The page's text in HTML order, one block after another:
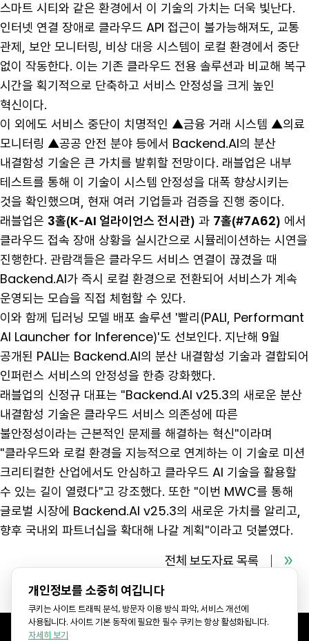
스마트 시티와 같은 환경에서 이 기술의 가치는 더욱 빛난다.
인터넷 연결 장애로 클라우드 API 접근이 불가능해져도, 교통
관제, 보안 모니터링, 비상 대응 시스템이 로컬 환경에서 중단
없이 작동한다. 이는 기존 클라우드 전용 솔루션과 비교해 복구
시간을 획기적으로 단축하고 서비스 안정성을 크게 높인
혁신이다.
이 외에도 서비스 중단이 치명적인 ▲금융 거래 시스템 ▲의료
모니터링 ▲공공 안전 분야 등에서 Backend.AI의 분산
내결함성 기술은 큰 가치를 발휘할 전망이다. 래블업은 내부
테스트를 통해 이 기술이 시스템 안정성을 대폭 향상시키는
것을 확인했으며, 현재 여러 기업들과 검증을 진행 중이다.
래블업은 3홀(K-AI 얼라이언스 전시관) 과 7홀(#7A62) 에서
클라우드 접속 장애 상황을 실시간으로 시뮬레이션하는 시연을
진행한다. 관람객들은 클라우드 서비스 연결이 끊겼을 때
Backend.AI가 즉시 로컬 환경으로 전환되어 서비스가 계속
운영되는 모습을 직접 체험할 수 있다.
이와 함께 딥러닝 모델 배포 솔루션 '빨리(PALI, Performant
AI Launcher for Inference)'도 선보인다. 지난해 9월
공개된 PALI는 Backend.AI의 분산 내결함성 기술과 결합되어
인퍼런스 서비스의 안정성을 한층 강화했다.
래블업의 신정규 대표는 "Backend.AI v25.3의 새로운 분산
내결함성 기술은 클라우드 서비스 의존성에 따른
불안정성이라는 근본적인 문제를 해결하는 혁신"이라며
"클라우드와 로컬 환경을 지능적으로 연계하는 이 기술로 미션
크리티컬한 산업에서도 안심하고 클라우드 AI 기술을 활용할
수 있는 길이 열렸다"고 강조했다. 또한 "이번 MWC를 통해
글로벌 시장에 Backend.AI v25.3의 새로운 가치를 알리고,
향후 국내외 파트너십을 확대해 나갈 계획"이라고 덧붙였다.
전체 보도자료 목록
개인정보를 소중히 여깁니다
쿠키는 사이트 트래픽 분석, 방문자 이용 방식 파악, 서비스 개선에
사용됩니다. 사이트 기본 동작에 필요한 필수 쿠키는 항상 활성화됩니다.
자세히 보기